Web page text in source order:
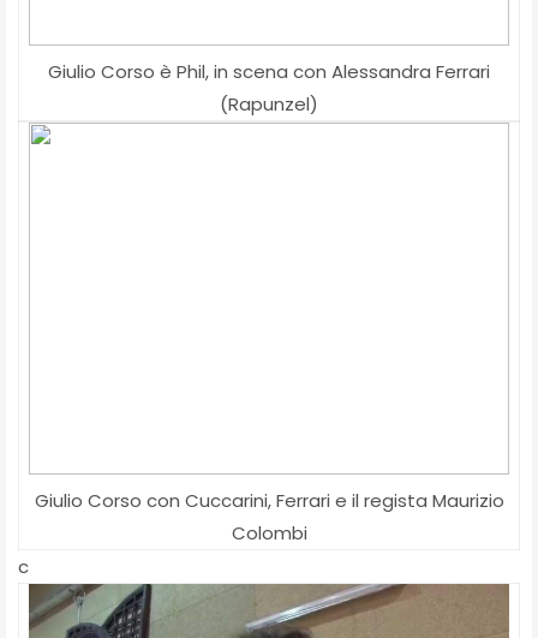
Giulio Corso è Phil, in scena con Alessandra Ferrari
(Rapunzel)
Giulio Corso con Cuccarini, Ferrari e il regista Maurizio
Colombi
c